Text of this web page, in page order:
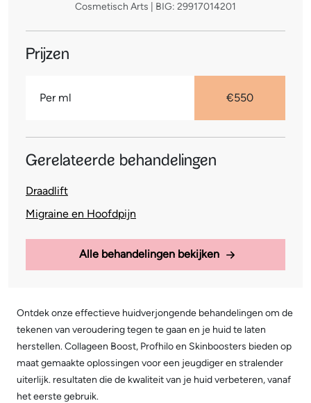
Cosmetisch Arts | BIG: 29917014201
Prijzen
Per ml €550
Gerelateerde behandelingen
Draadlift
Migraine en Hoofdpijn
Alle behandelingen bekijken
Ontdek onze effectieve huidverjongende behandelingen om de
tekenen van veroudering tegen te gaan en je huid te laten
herstellen. Collageen Boost, Profhilo en Skinboosters bieden op
maat gemaakte oplossingen voor een jeugdiger en stralender
uiterlijk. resultaten die de kwaliteit van je huid verbeteren, vanaf
het eerste gebruik.